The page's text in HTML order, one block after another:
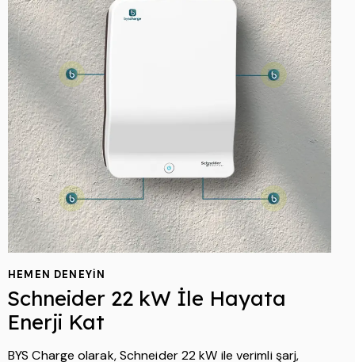
HEMEN DENEYIN
Schneider 22 kW İle Hayata
Enerji Kat
BYS Charge olarak, Schneider 22 kW ile verimli şarj,